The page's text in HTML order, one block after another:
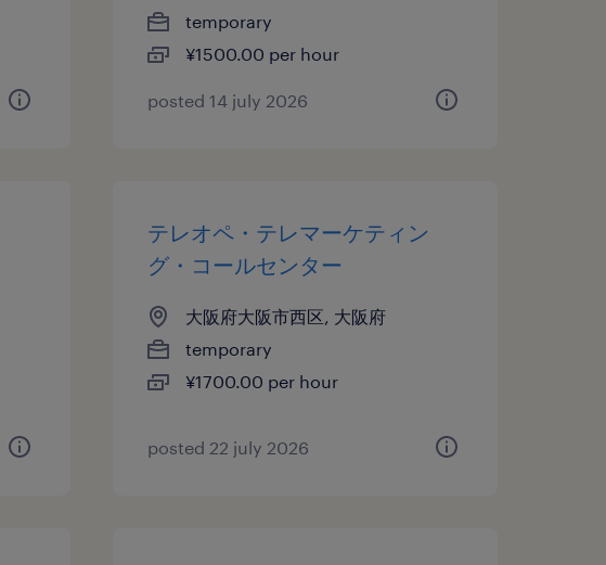
temporary
¥1500.00 per hour
posted 14 july 2026
テレオペ・テレマーケティン
グ・コールセンター
大阪府大阪市西区, 大阪府
temporary
¥1700.00 per hour
posted 22 july 2026